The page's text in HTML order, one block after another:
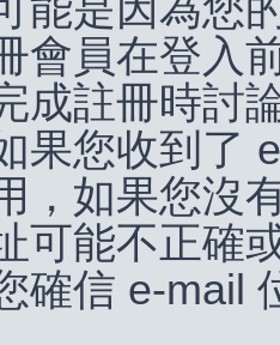
能是因為您
會員在登入
成註冊時討
果您收到了
，如果您沒
可能不正確
確信 e-mail